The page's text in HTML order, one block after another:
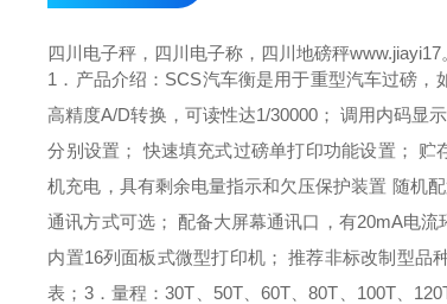
四川电子秤，四川电子称，四川地磅秤www.jiayi17
1．产品介绍： SCS汽车衡是用于重型汽车过磅，
高精度A/D转换，可读性达1/30000； 调用内码显
分别设置；快速填充式过磅单打印功能设置； 贮
机充电，具有剩余电量指示和欠压保护装置 随机
通讯方式可选； 配备大屏幕通讯口，有20mA电流
内置16列面板式微型打印机；推荐非标改制型品
表； 3．量程：30T、50T、60T、80T、100T、